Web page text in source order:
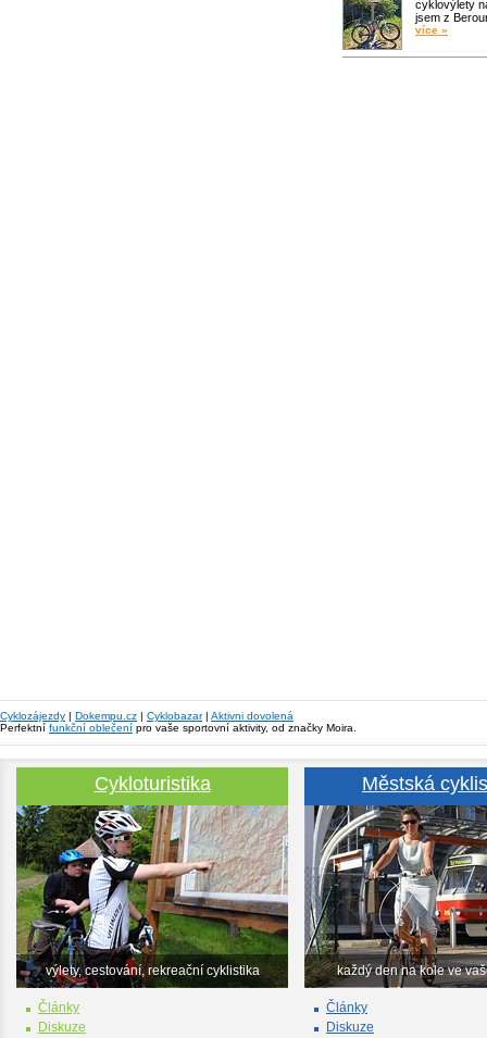
cyklovýlety
jsem z
více »
Cyklozájezdy | Dokempu.cz | Cyklobazar| Aktivni dovolená
Perfektní funkční oblečení pro vaše sportovní aktivity, od značky Moira.
Cykloturistika
výlety, cestování, rekreační cyklistika
Články
Diskuze
Městská
každý den na kole ve
Články
Diskuze